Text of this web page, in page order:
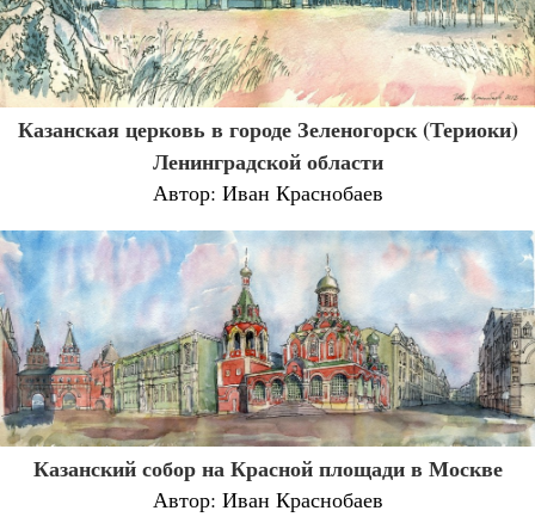
Казанская церковь в городе Зеленогорск (Териоки)
Ленинградской области
Автор: Иван Краснобаев
Казанский собор на Красной площади в Москве
Автор: Иван Краснобаев